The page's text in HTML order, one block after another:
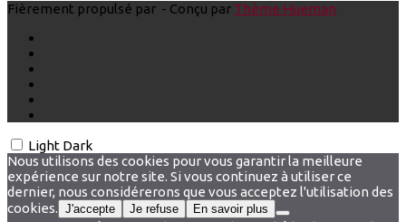
Fièrement propulsé par - Conçu par Thème Hueman
Light Dark
Nous utilisons des cookies pour vous garantir la meilleure
expérience sur notre site. Si vous continuez à utiliser ce
dernier, nous considérerons que vous acceptez l'utilisation des
cookies. J'accepte Je refuse En savoir plus